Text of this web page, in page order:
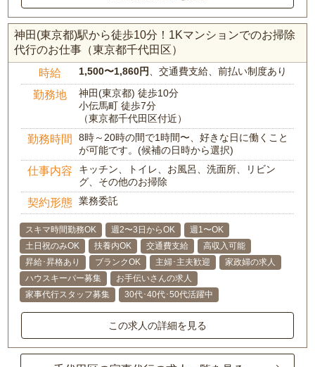
神田(東京都)駅から徒歩10分！1Kマンションでのお掃除
代行のお仕事（東京都千代田区）
時給 1,500〜1,860円 、交通費支給、前払い制度あり
勤務地
神田(東京都) 徒歩10分
小伝馬町 徒歩7分
（東京都千代田区付近）
勤務時間
8時～20時の間で1時間〜、好きな日に働くこと
が可能です。(候補の日時から選択)
仕事内容
キッチン、トイレ、お風呂、洗面所、リビン
グ、その他のお掃除
契約形態 業務委託
スキマ時間勤務OK 週2〜3日からOK
週1〜OK
土日祝のみOK
扶養内OK 交通費支給
高収入可能
昇給･昇格あり
ブランクOK 主婦･主夫歓迎
家政婦の求人
ハウスキーパー募集
お手伝いさんの求人
家事代行スタッフ募集
30代･40代･50代活躍中
この求人の詳細を見る